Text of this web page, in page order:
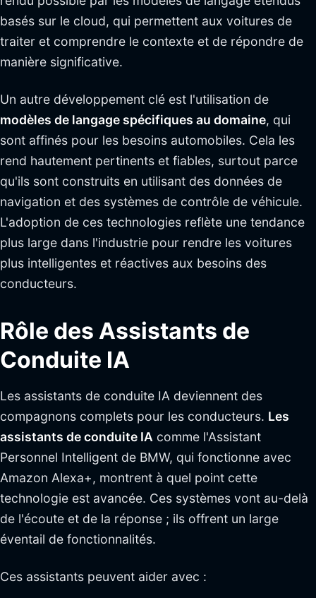
basés sur le cloud, qui permettent aux voitures de
traiter et comprendre le contexte et de répondre de
manière significative.
Un autre développement clé est l'utilisation de
modèles de langage spécifiques au domaine, qui
sont affinés pour les besoins automobiles. Cela les
rend hautement pertinents et fiables, surtout parce
qu'ils sont construits en utilisant des données de
navigation et des systèmes de contrôle de véhicule.
L'adoption de ces technologies reflète une tendance
plus large dans l'industrie pour rendre les voitures
plus intelligentes et réactives aux besoins des
conducteurs.
Rôle des Assistants de
Conduite IA
Les assistants de conduite IA deviennent des
compagnons complets pour les conducteurs. Les
assistants de conduite IA comme l'Assistant
Personnel Intelligent de BMW, qui fonctionne avec
Amazon Alexa+, montrent à quel point cette
technologie est avancée. Ces systèmes vont au-delà
de l'écoute et de la réponse ; ils offrent un large
éventail de fonctionnalités.
Ces assistants peuvent aider avec :